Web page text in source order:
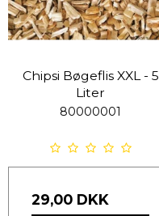
Chipsi Bøgeflis XXL - 5
Liter
80000001
29,00 DKK